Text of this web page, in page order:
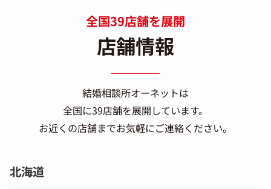
全国39店舗を展開
店舗情報
結婚相談所オーネットは
全国に39店舗を展開しています。
お近くの店舗までお気軽にご連絡ください。
北海道